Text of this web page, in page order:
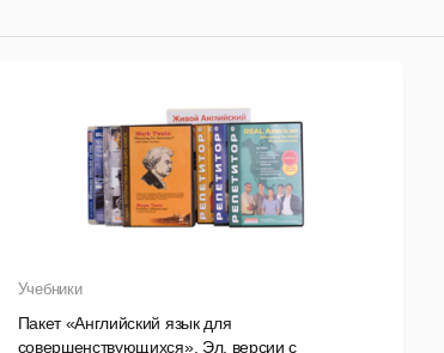
Учебники
Пакет «Английский язык для
совершенствующихся». Эл. версии с